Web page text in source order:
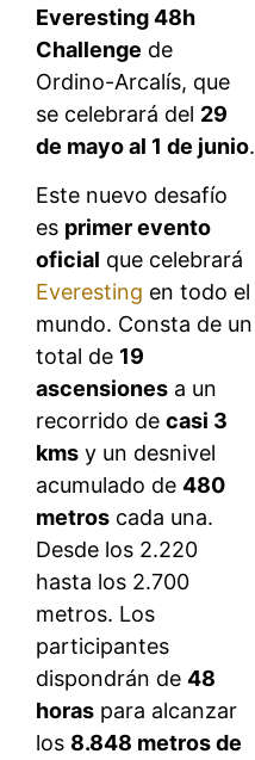
Everesting 48h
Challenge de
Ordino-Arcalís, que
se celebrará del 29
de mayo al 1 de junio.
Este nuevo desafío
es primer evento
oficial que celebrará
Everesting en todo el
mundo. Consta de un
total de 19
ascensiones a un
recorrido de casi 3
kms y un desnivel
acumulado de 480
metros cada una.
Desde los 2.220
hasta los 2.700
metros. Los
participantes
dispondrán de 48
horas para alcanzar
los 8.848 metros de